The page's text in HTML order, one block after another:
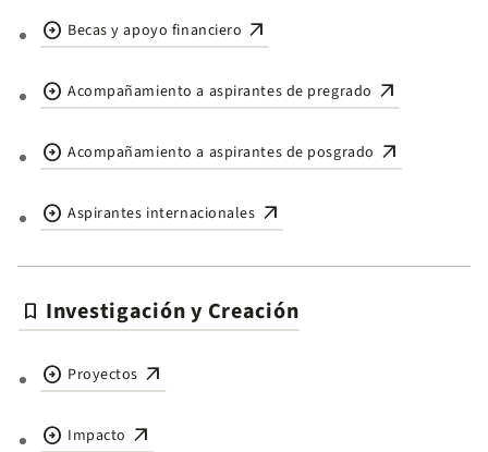
arrow_circle_right Becas y apoyo financiero arrow_outward
arrow_circle_right Acompañamiento a aspirantes de pregrado arrow_outward
arrow_circle_right Acompañamiento a aspirantes de posgrado arrow_outward
arrow_circle_right Aspirantes internacionales arrow_outward
bookmark Investigación y Creación
arrow_circle_right Proyectos arrow_outward
arrow_circle_right Impacto arrow_outward